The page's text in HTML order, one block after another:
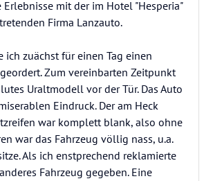
mit der im Hotel "Hesperia"
Firma Lanzauto.
ich zuächst für einen Tag einen
Zum vereinbarten Zeitpunkt
Uraltmodell vor der Tür. Das Auto
Eindruck. Der am Heck
war komplett blank, also ohne
war das Fahrzeug völlig nass, u.a.
Als ich enstprechend reklamierte
Fahrzeug gegeben. Eine